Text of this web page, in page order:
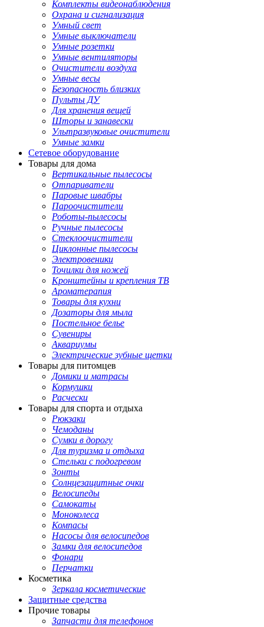
Комплекты видеонаблюдения
Охрана и сигнализация
Умный свет
Умные выключатели
Умные розетки
Умные вентиляторы
Очистители воздуха
Умные весы
Безопасность близких
Пульты ДУ
Для хранения вещей
Шторы и занавески
Ультразвуковые очистители
Умные замки
Сетевое оборудование
Товары для дома
Вертикальные пылесосы
Отпариватели
Паровые швабры
Пароочистители
Роботы-пылесосы
Ручные пылесосы
Стеклоочистители
Циклонные пылесосы
Электровеники
Точилки для ножей
Кронштейны и крепления ТВ
Ароматерапия
Товары для кухни
Дозаторы для мыла
Постельное белье
Сувениры
Аквариумы
Электрические зубные щетки
Товары для питомцев
Домики и матрасы
Кормушки
Расчески
Товары для спорта и отдыха
Рюкзаки
Чемоданы
Сумки в дорогу
Для туризма и отдыха
Стельки с подогревом
Зонты
Солнцезащитные очки
Велосипеды
Самокаты
Моноколеса
Компасы
Насосы для велосипедов
Замки для велосипедов
Фонари
Перчатки
Косметика
Зеркала косметические
Защитные средства
Прочие товары
Запчасти для телефонов